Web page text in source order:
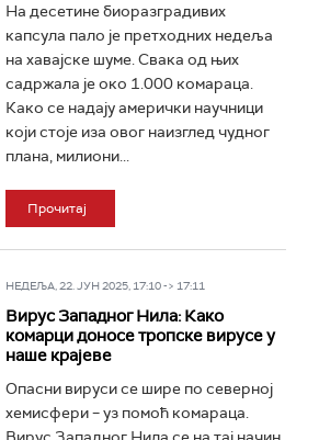
На десетине биоразградивих
капсула пало је претходних недеља
на хавајске шуме. Свака од њих
садржала је око 1.000 комараца.
Како се надају амерички научници
који стоје иза овог наизглед чудног
плана, милиони...
Прочитај
НЕДЕЉА, 22. ЈУН 2025, 17:10 -> 17:11
Вирус Западног Нила: Како
комарци доносе тропске вирусе у
наше крајеве
Опасни вируси се шире по северној
хемисфери – уз помоћ комараца.